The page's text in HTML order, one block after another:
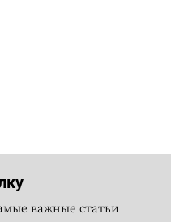
важные статьи